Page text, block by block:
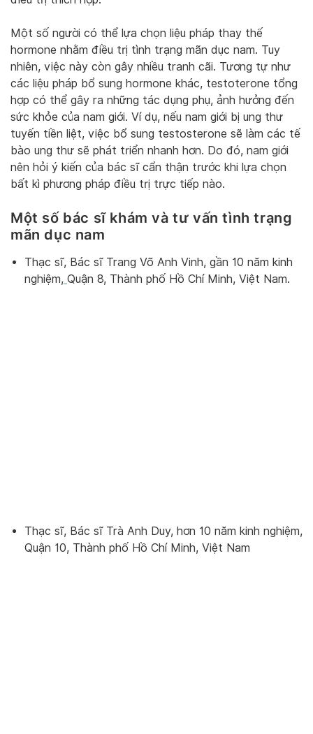
Một số người có thể lựa chọn liệu pháp thay thế
hormone nhằm điều trị tình trạng mãn dục nam. Tuy
nhiên, việc này còn gây nhiều tranh cãi. Tương tự như
các liệu pháp bổ sung hormone khác, testoterone tổng
hợp có thể gây ra những tác dụng phụ, ảnh hưởng đến
sức khỏe của nam giới. Ví dụ, nếu nam giới bị ung thư
tuyến tiền liệt, việc bổ sung testosterone sẽ làm các tế
bào ung thư sẽ phát triển nhanh hơn. Do đó, nam giới
nên hỏi ý kiến của bác sĩ cẩn thận trước khi lựa chọn
bất kì phương pháp điều trị trực tiếp nào.
Một số bác sĩ khám và tư vấn tình trạng
mãn dục nam
Thạc sĩ, Bác sĩ Trang Võ Anh Vinh, gần 10 năm kinh
nghiệm, Quận 8, Thành phố Hồ Chí Minh, Việt Nam.
Thạc sĩ, Bác sĩ Trà Anh Duy, hơn 10 năm kinh nghiệm,
Quận 10, Thành phố Hồ Chí Minh, Việt Nam